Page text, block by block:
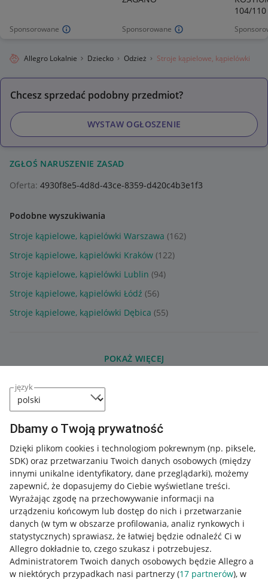
język
Dbamy o Twoją prywatność
Dzięki plikom cookies i technologiom pokrewnym (np. piksele,
SDK) oraz przetwarzaniu Twoich danych osobowych (między
innymi unikalne identyfikatory, dane przeglądarki), możemy
zapewnić, że dopasujemy do Ciebie wyświetlane treści.
Wyrażając zgodę na przechowywanie informacji na
urządzeniu końcowym lub dostęp do nich i przetwarzanie
danych (w tym w obszarze profilowania, analiz rynkowych i
statystycznych) sprawiasz, że łatwiej będzie odnaleźć Ci w
Allegro dokładnie to, czego szukasz i potrzebujesz.
Administratorem Twoich danych osobowych będzie Allegro a
w niektórych przypadkach nasi partnerzy (17 partnerów), w
Sponsorowane Sponsorowane
104/110
Allegro Lokalnie Dziecko Odzież Stroje kąpielowe, kąpielówki
Chcesz sprzedać podobny przedmiot?
WYSTAW OGŁOSZENIE
ZGŁOŚ NARUSZENIE ZASAD
Oferta: 4930f8e5-4d8d-43ce-8359-d420c4b3e1f3
Podobne wyszukiwania
Stroje kąpielowe, kąpielówki Warszawa (162)
Stroje kąpielowe, kąpielówki Kraków (122)
Stroje kąpielowe, kąpielówki Lublin (94)
Stroje kąpielowe, kąpielówki Łódź (56)
Stroje kąpielowe, kąpielówki Dębica (55)
POKAŻ WIĘCEJ